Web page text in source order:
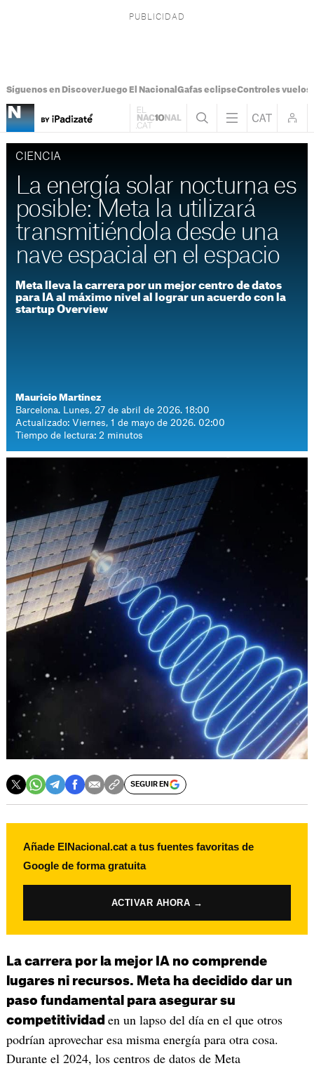
Síguenos en DiscoverJuego El Nacional Gafas eclipseControles vuelos
CIENCIA
La energía solar nocturna es
posible: Meta la utilizará
transmitiéndola desde una
nave espacial en el espacio
Meta lleva la carrera por un mejor centro de datos
para IA al máximo nivel al lograr un acuerdo con la
startup Overview
Mauricio Martínez
Barcelona. Lunes, 27 de abril de 2026. 18:00
Actualizado: Viernes, 1 de mayo de 2026. 02:00
Tiempo de lectura: 2 minutos
SEGUIR EN
Añade ElNacional.cat a tus fuentes favoritas de
Google de forma gratuita
ACTIVAR AHORA →
La carrera por la mejor IA no comprende
lugares ni recursos. Meta ha decidido dar un
paso fundamental para asegurar su
competitividad en un lapso del día en el que otros
podrían aprovechar esa misma energía para otra cosa.
Durante el 2024, los centros de datos de Meta